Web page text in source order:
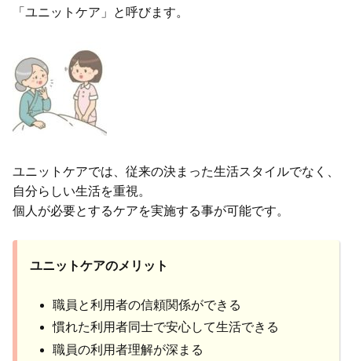
「ユニットケア」と呼びます。
ユニットケアでは、従来の決まった生活スタイルでなく、
自分らしい生活を重視。
個人が必要とするケアを実施する事が可能です。
ユニットケアのメリット
職員と利用者の信頼関係ができる
慣れた利用者同士で安心して生活できる
職員の利用者理解が深まる